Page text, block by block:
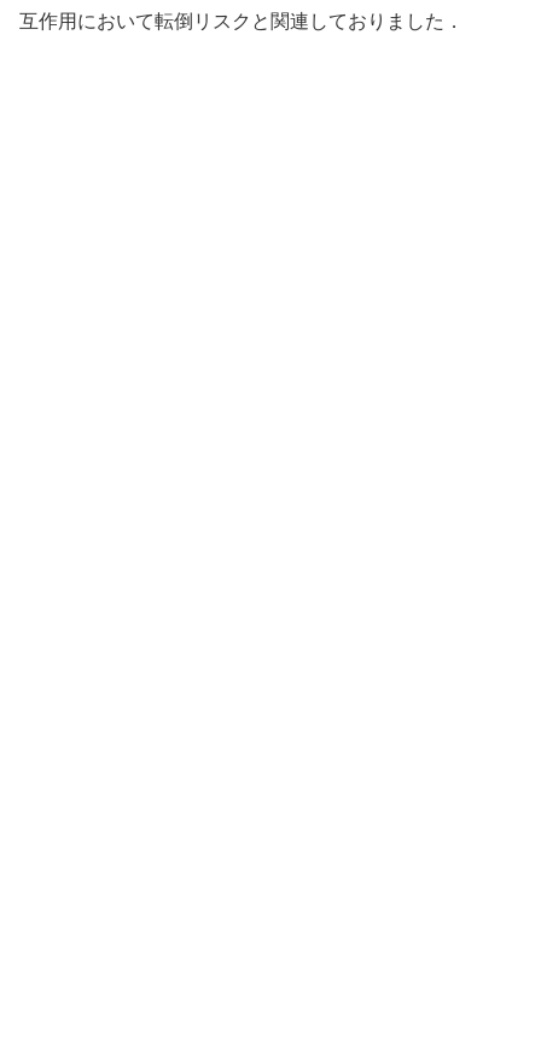
互作用において転倒リスクと関連しておりました．